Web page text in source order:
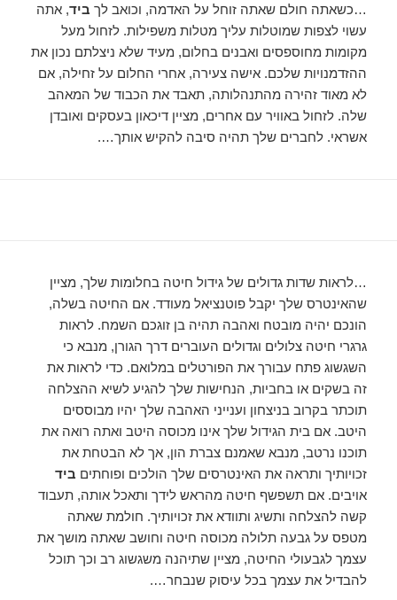
…כשאתה חולם שאתה זוחל על האדמה, וכואב לך ביד, אתה
עשוי לצפות שמוטלות עליך מטלות משפילות. לזחול מעל
מקומות מחוספסים ואבנים בחלום, מעיד שלא ניצלתם נכון את
ההזדמנויות שלכם. אישה צעירה, אחרי החלום על זחילה, אם
לא מאוד זהירה מהתנהלותה, תאבד את הכבוד של המאהב
שלה. לזחול באוויר עם אחרים, מציין דיכאון בעסקים ואובדן
אשראי. לחברים שלך תהיה סיבה להקיש אותך….
…לראות שדות גדולים של גידול חיטה בחלומות שלך, מציין
שהאינטרס שלך יקבל פוטנציאל מעודד. אם החיטה בשלה,
הונכם יהיה מובטח ואהבה תהיה בן זוגכם השמח. לראות
גרגרי חיטה צלולים וגדולים העוברים דרך הגורן, מנבא כי
השגשוג פתח עבורך את הפורטלים במלואם. כדי לראות את
זה בשקים או בחביות, הנחישות שלך להגיע לשיא ההצלחה
תוכתר בקרוב בניצחון וענייני האהבה שלך יהיו מבוססים
היטב. אם בית הגידול שלך אינו מכוסה היטב ואתה רואה את
תוכנו נרטב, מנבא שאמנם צברת הון, אך לא הבטחת את
זכויותיך ותראה את האינטרסים שלך הולכים ופוחתים ביד
אויבים. אם תשפשף חיטה מהראש לידך ותאכל אותה, תעבוד
קשה להצלחה ותשיג ותוודא את זכויותיך. חולמת שאתה
מטפס על גבעה תלולה מכוסה חיטה וחושב שאתה מושך את
עצמך לגבעולי החיטה, מציין שתיהנה משגשוג רב וכך תוכל
להבדיל את עצמך בכל עיסוק שנבחר….